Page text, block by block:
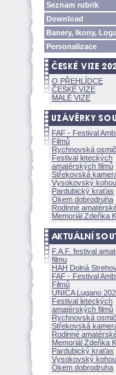
Seznam rubrik
Download
Banery, Ikony,
Personalizace
O PŘEHLÍDCE
ČESKÉ VIZE
MALÉ VIZE
FAF - Festival
Filmů
Rychnovská
Festival leteckých
amatérských filmů
Střekovská
Vysokovský
Pardubický kraťas
Okem dobrodruha
Rodinné
Memoriál Zdeňka
F.A.F. festival
filmu
HAH Dolná
FAF - Festival
Filmů
UNICA Lugano
Festival leteckých
amatérských filmů
Rychnovská
Střekovská
Rodinné
Memoriál Zdeňka
Pardubický kraťas
Vysokovský
Okem dobrodruha